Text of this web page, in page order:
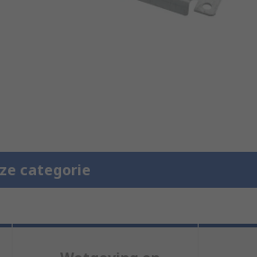
categorie